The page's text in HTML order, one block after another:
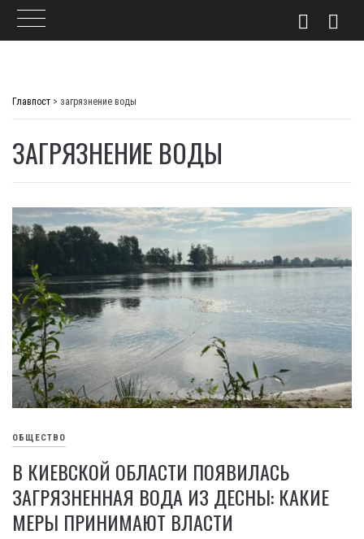
Главпост > загрязнение воды
ЗАГРЯЗНЕНИЕ ВОДЫ
ОБЩЕСТВО
В КИЕВСКОЙ ОБЛАСТИ ПОЯВИЛАСЬ
ЗАГРЯЗНЕННАЯ ВОДА ИЗ ДЕСНЫ: КАКИЕ
МЕРЫ ПРИНИМАЮТ ВЛАСТИ